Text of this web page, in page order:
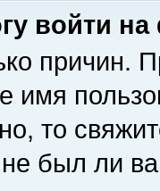
войти
причин.
имя
то
был ли